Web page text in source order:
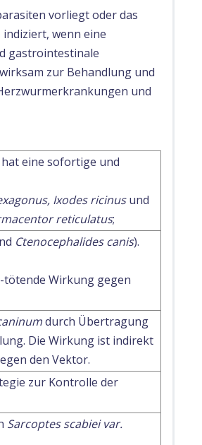
vorliegt oder das
wenn eine
gastrointestinale
zur Behandlung und
und
eine sofortige und
Ixodes ricinusund
reticulatus;
Ctenocephalides canis).
Wirkung gegen
durch Übertragung
Die Wirkung ist indirekt
den Vektor.
zur Kontrolle der
Sarcoptes scabiei var.